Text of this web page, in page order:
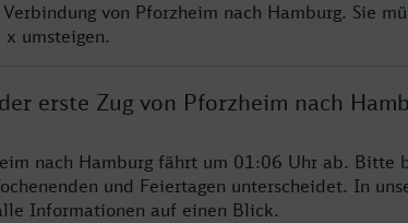
von Pforzheim nach Hamburg. Sie
umsteigen.
erste Zug von Pforzheim nach
nach Hamburg fährt um 01:06 Uhr ab. Bitte
und Feiertagen unterscheidet. In
Informationen auf einen Blick.